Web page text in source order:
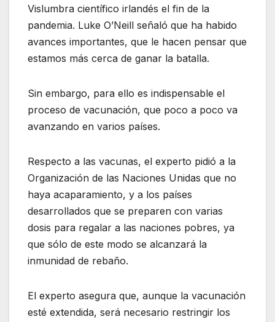
Vislumbra científico irlandés el fin de la
pandemia. Luke O’Neill señaló que ha habido
avances importantes, que le hacen pensar que
estamos más cerca de ganar la batalla.
Sin embargo, para ello es indispensable el
proceso de vacunación, que poco a poco va
avanzando en varios países.
Respecto a las vacunas, el experto pidió a la
Organización de las Naciones Unidas que no
haya acaparamiento, y a los países
desarrollados que se preparen con varias
dosis para regalar a las naciones pobres, ya
que sólo de este modo se alcanzará la
inmunidad de rebaño.
El experto asegura que, aunque la vacunación
esté extendida, será necesario restringir los